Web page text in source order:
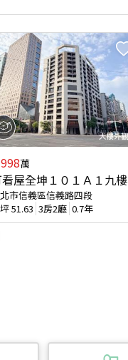
萬
屋全坤１０１Ａ１九樓
市信義區信義路四段
51.63 3房2廳 0.7年